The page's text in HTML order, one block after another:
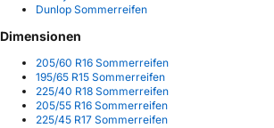
Dunlop Sommerreifen
Dimensionen
205/60 R16 Sommerreifen
195/65 R15 Sommerreifen
225/40 R18 Sommerreifen
205/55 R16 Sommerreifen
225/45 R17 Sommerreifen